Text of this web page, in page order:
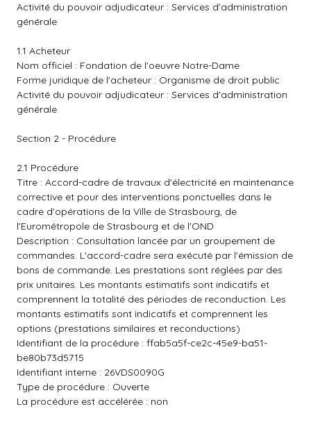
Activité du pouvoir adjudicateur : Services d'administration
générale
1.1 Acheteur
Nom officiel : Fondation de l'oeuvre Notre-Dame
Forme juridique de l'acheteur : Organisme de droit public
Activité du pouvoir adjudicateur : Services d'administration
générale
Section 2 - Procédure
2.1 Procédure
Titre : Accord-cadre de travaux d'électricité en maintenance
corrective et pour des interventions ponctuelles dans le
cadre d'opérations de la Ville de Strasbourg, de
l'Eurométropole de Strasbourg et de l'OND
Description : Consultation lancée par un groupement de
commandes. L'accord-cadre sera exécuté par l'émission de
bons de commande. Les prestations sont réglées par des
prix unitaires. Les montants estimatifs sont indicatifs et
comprennent la totalité des périodes de reconduction. Les
montants estimatifs sont indicatifs et comprennent les
options (prestations similaires et reconductions)
Identifiant de la procédure : ffab5a5f-ce2c-45e9-ba51-
be80b73d5715
Identifiant interne : 26VDS0090G
Type de procédure : Ouverte
La procédure est accélérée : non